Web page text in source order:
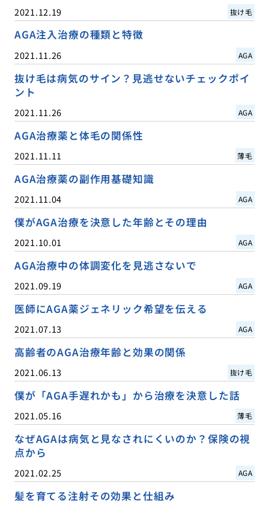
2021.12.19 抜け毛
AGA注入治療の種類と特徴
2021.11.26 AGA
抜け毛は病気のサイン？見逃せないチェックポイ
ント
2021.11.26 AGA
AGA治療薬と体毛の関係性
2021.11.11 薄毛
AGA治療薬の副作用基礎知識
2021.11.04 AGA
僕がAGA治療を決意した年齢とその理由
2021.10.01 AGA
AGA治療中の体調変化を見逃さないで
2021.09.19 AGA
医師にAGA薬ジェネリック希望を伝える
2021.07.13 AGA
高齢者のAGA治療年齢と効果の関係
2021.06.13 抜け毛
僕が「AGA手遅れかも」から治療を決意した話
2021.05.16 薄毛
なぜAGAは病気と見なされにくいのか？保険の視
点から
2021.02.25 AGA
髪を育てる注射その効果と仕組み